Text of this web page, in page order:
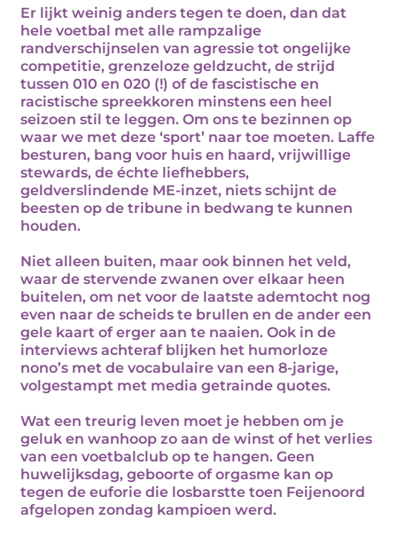
Er lijkt weinig anders tegen te doen, dan dat
hele voetbal met alle rampzalige
randverschijnselen van agressie tot ongelijke
competitie, grenzeloze geldzucht, de strijd
tussen 010 en 020 (!) of de fascistische en
racistische spreekkoren minstens een heel
seizoen stil te leggen. Om ons te bezinnen op
waar we met deze ‘sport’ naar toe moeten. Laffe
besturen, bang voor huis en haard, vrijwillige
stewards, de échte liefhebbers,
geldverslindende ME-inzet, niets schijnt de
beesten op de tribune in bedwang te kunnen
houden.
Niet alleen buiten, maar ook binnen het veld,
waar de stervende zwanen over elkaar heen
buitelen, om net voor de laatste ademtocht nog
even naar de scheids te brullen en de ander een
gele kaart of erger aan te naaien. Ook in de
interviews achteraf blijken het humorloze
nono’s met de vocabulaire van een 8-jarige,
volgestampt met media getrainde quotes.
Wat een treurig leven moet je hebben om je
geluk en wanhoop zo aan de winst of het verlies
van een voetbalclub op te hangen. Geen
huwelijksdag, geboorte of orgasme kan op
tegen de euforie die losbarstte toen Feijenoord
afgelopen zondag kampioen werd.